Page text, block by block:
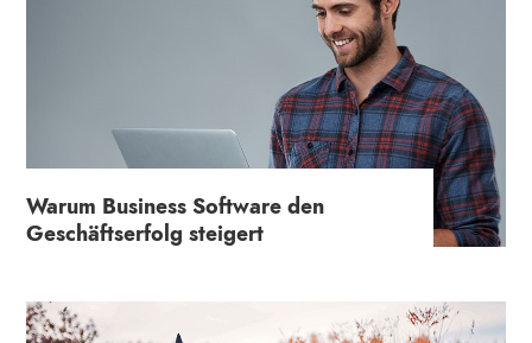
Warum Business Software den
Geschäftserfolg steigert